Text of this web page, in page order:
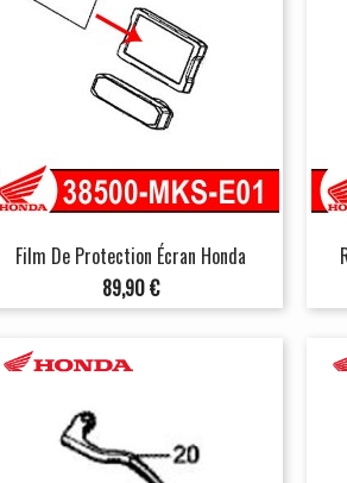
Film De Protection Écran Honda
Prix
89,90 €